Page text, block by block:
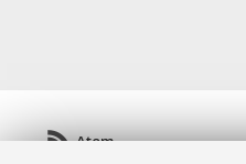
Atom